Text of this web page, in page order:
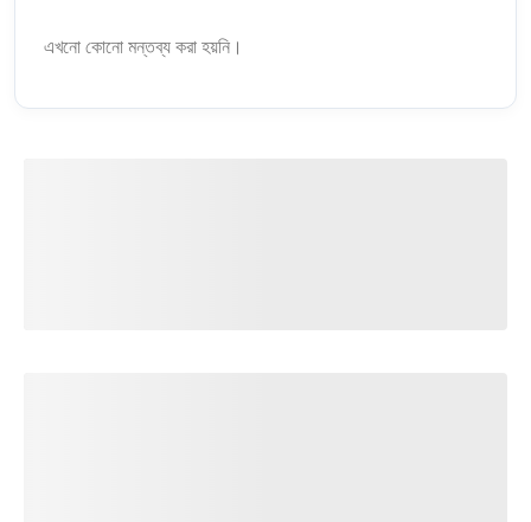
এখনো কোনো মন্তব্য করা হয়নি।